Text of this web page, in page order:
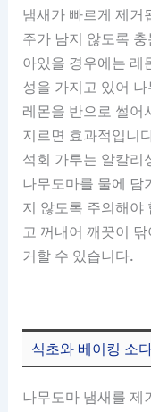
냄새가 빠르게 제거
주가 남지 않도록
아있을 경우에는 레
성을 가지고 있어
레몬을 반으로 썰어
지르면 효과적입니
석회 가루는 알칼리
나무도마를 물에 담
지 않도록 주의해야
고 꺼내어 깨끗이
거할 수 있습니다.
식초와 베이킹 소
나무도마 냄새를 제